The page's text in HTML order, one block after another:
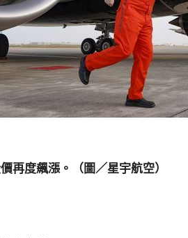
再度飆漲。（圖／星宇航空）